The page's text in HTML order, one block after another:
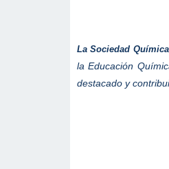
La Sociedad
la Educación
destacado y